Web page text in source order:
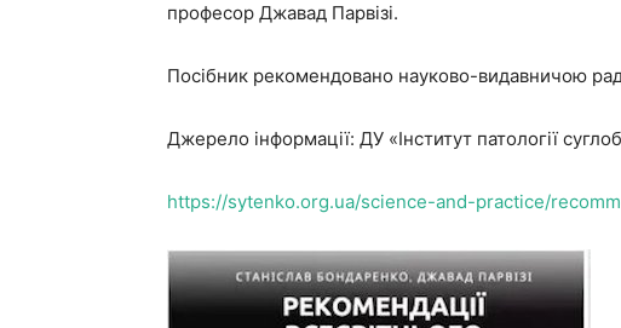
професор Джавад Парвізі.
Посібник рекомендовано науково-видавничою
Джерело інформації: ДУ «Інститут патології
https://sytenko.org.ua/science-and-practice/